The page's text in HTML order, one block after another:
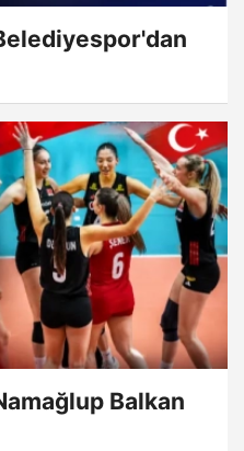
Balkan